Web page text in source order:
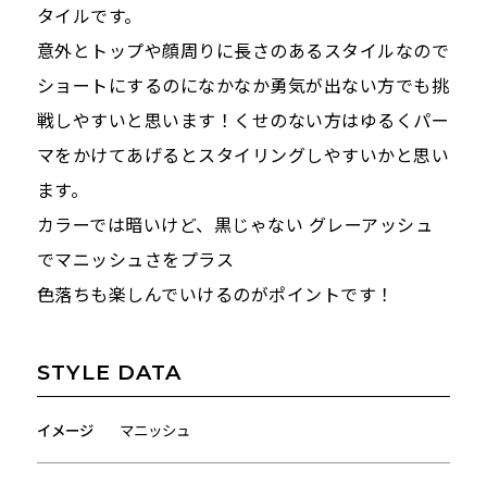
タイルです。
意外とトップや顔周りに長さのあるスタイルなので
ショートにするのになかなか勇気が出ない方でも挑
戦しやすいと思います！くせのない方はゆるくパー
マをかけてあげるとスタイリングしやすいかと思い
ます。
カラーでは暗いけど、黒じゃない グレーアッシュ
でマニッシュさをプラス
色落ちも楽しんでいけるのがポイントです！
STYLE DATA
イメージ マニッシュ